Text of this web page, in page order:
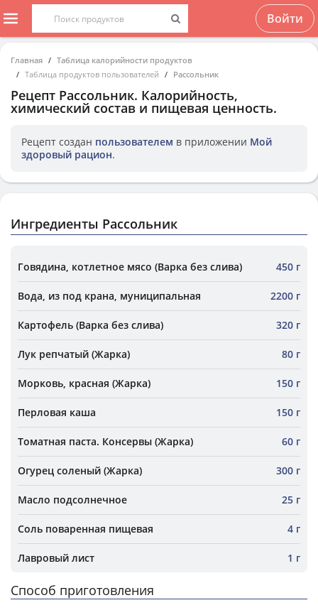
Войти
Главная
Таблица калорийности продуктов
Таблица продуктов пользователей
Рассольник
Рецепт Рассольник. Калорийность,
химический состав и пищевая ценность.
Рецепт создан пользователем в приложении Мой
здоровый рацион.
Ингредиенты Рассольник
Говядина, котлетное мясо (Варка без слива) 450 г
Вода, из под крана, муниципальная 2200 г
Картофель (Варка без слива) 320 г
Лук репчатый (Жарка) 80 г
Морковь, красная (Жарка) 150 г
Перловая каша 150 г
Томатная паста. Консервы (Жарка) 60 г
Огурец соленый (Жарка) 300 г
Масло подсолнечное 25 г
Соль поваренная пищевая 4 г
Лавровый лист 1 г
Способ приготовления